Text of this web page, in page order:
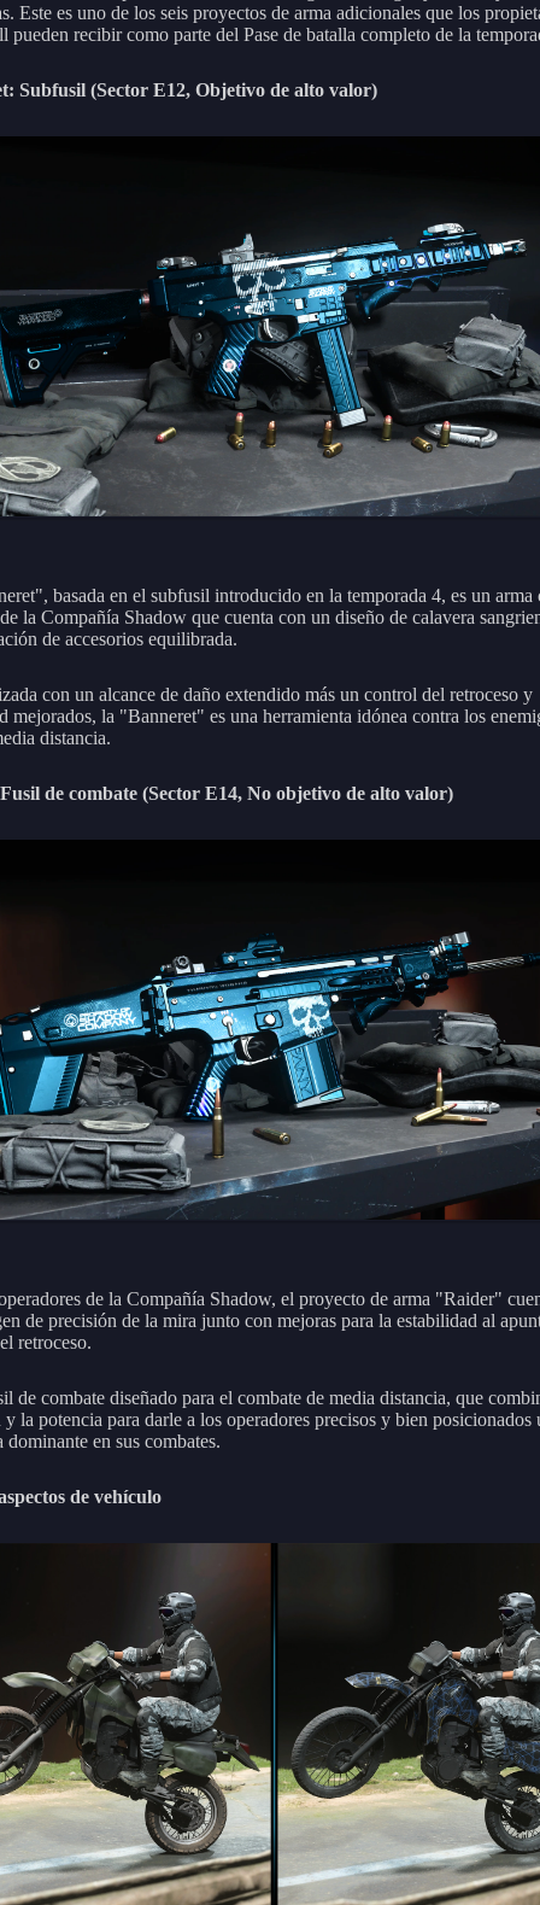
Este es uno de los seis proyectos de arma adicionales que los
pueden recibir como parte del Pase de batalla completo de la
Subfusil (Sector E12, Objetivo de alto valor)
basada en el subfusil introducido en la temporada 4, es un arma
la Compañía Shadow que cuenta con un diseño de calavera
de accesorios equilibrada.
con un alcance de daño extendido más un control del retroceso y
mejorados, la "Banneret" es una herramienta idónea contra los
distancia.
de combate (Sector E14, No objetivo de alto valor)
de la Compañía Shadow, el proyecto de arma "Raider"
de precisión de la mira junto con mejoras para la estabilidad al
retroceso.
de combate diseñado para el combate de media distancia, que
y la potencia para darle a los operadores precisos y bien posicionados
dominante en sus combates.
de vehículo